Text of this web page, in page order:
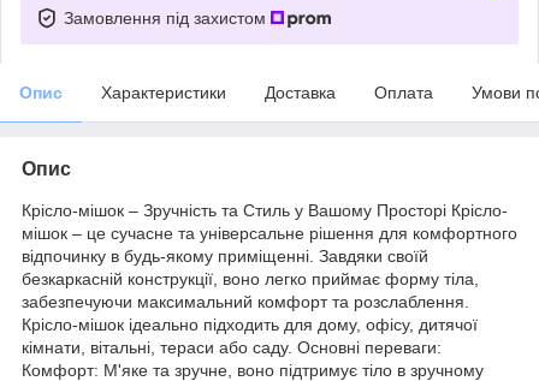
Замовлення під захистом
Опис Характеристики Доставка Оплата Умови
Опис
Крісло-мішок – Зручність та Стиль у Вашому Просторі Крісло-
мішок – це сучасне та універсальне рішення для комфортного
відпочинку в будь-якому приміщенні. Завдяки своїй
безкаркасній конструкції, воно легко приймає форму тіла,
забезпечуючи максимальний комфорт та розслаблення.
Крісло-мішок ідеально підходить для дому, офісу, дитячої
кімнати, вітальні, тераси або саду. Основні переваги:
Комфорт: М'яке та зручне, воно підтримує тіло в зручному